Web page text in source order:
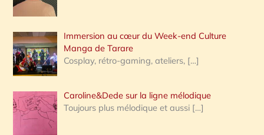
:
Immersion au cœur du Week-end Culture
Manga de Tarare
Cosplay, rétro-gaming, ateliers, […]
Caroline&Dede sur la ligne mélodique
Toujours plus mélodique et aussi […]